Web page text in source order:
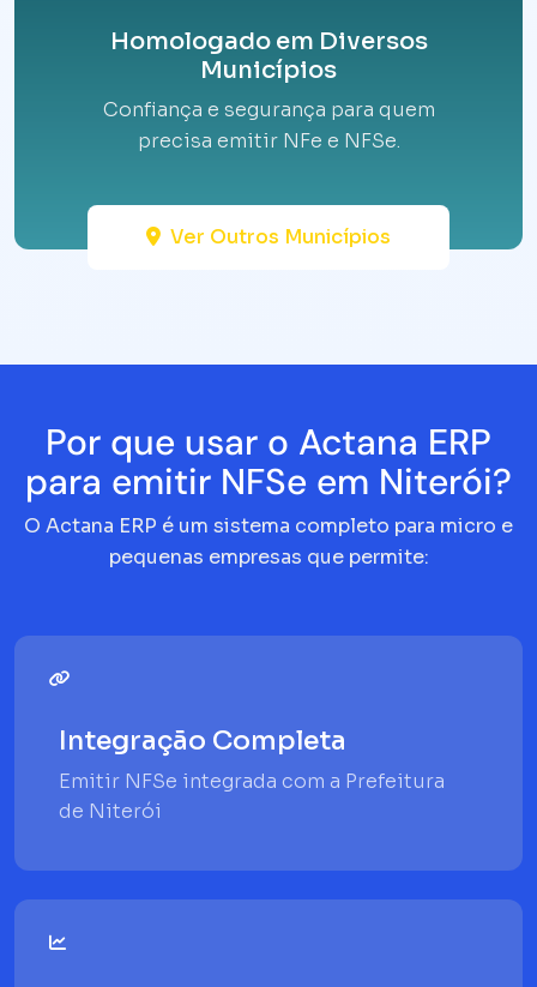
Homologado em Diversos
Municípios
Confiança e segurança para quem
precisa emitir NFe e NFSe.
Ver Outros Municípios
Por que usar o Actana ERP
para emitir NFSe em Niterói?
O Actana ERP é um sistema completo para micro e
pequenas empresas que permite:
Integração Completa
Emitir NFSe integrada com a Prefeitura
de Niterói